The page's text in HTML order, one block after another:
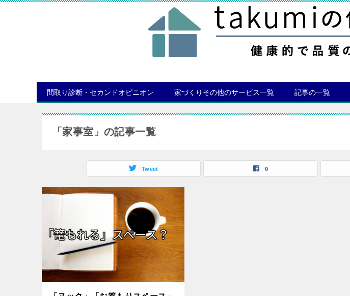
間取り診断・セカンドオピニオン 家づくりその他のサービス一覧 記事の一覧
「家事室」の記事一覧
Tweet 0